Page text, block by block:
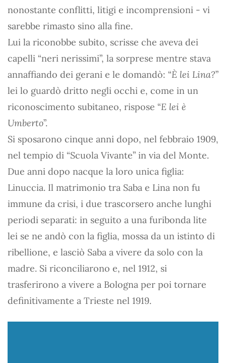
nonostante conflitti, litigi e incomprensioni - vi
sarebbe rimasto sino alla fine.
Lui la riconobbe subito, scrisse che aveva dei
capelli “neri nerissimi”, la sorprese mentre stava
annaffiando dei gerani e le domandò: “È lei Lina?”
lei lo guardò dritto negli occhi e, come in un
riconoscimento subitaneo, rispose “E lei è
Umberto”.
Si sposarono cinque anni dopo, nel febbraio 1909,
nel tempio di “Scuola Vivante” in via del Monte.
Due anni dopo nacque la loro unica figlia:
Linuccia. Il matrimonio tra Saba e Lina non fu
immune da crisi, i due trascorsero anche lunghi
periodi separati: in seguito a una furibonda lite
lei se ne andò con la figlia, mossa da un istinto di
ribellione, e lasciò Saba a vivere da solo con la
madre. Si riconciliarono e, nel 1912, si
trasferirono a vivere a Bologna per poi tornare
definitivamente a Trieste nel 1919.